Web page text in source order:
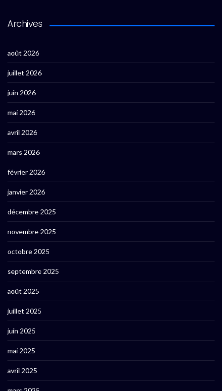
Archives
août 2026
juillet 2026
juin 2026
mai 2026
avril 2026
mars 2026
février 2026
janvier 2026
décembre 2025
novembre 2025
octobre 2025
septembre 2025
août 2025
juillet 2025
juin 2025
mai 2025
avril 2025